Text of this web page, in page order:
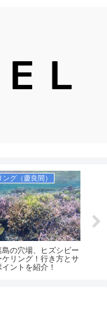
グ（慶良間）
島の穴場、ヒズシビー
リング！行き方とサ
ントを紹介！